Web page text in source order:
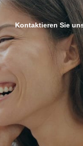
Kontaktieren Sie